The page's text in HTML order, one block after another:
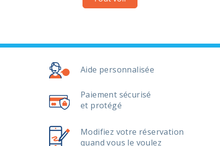
Aide personnalisée
Paiement sécurisé
et protégé
Modifiez votre réservation
quand vous le voulez